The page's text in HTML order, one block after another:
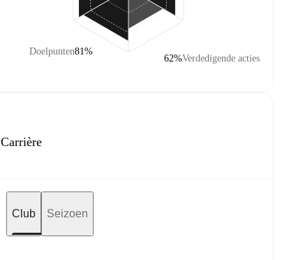
Doelpunten81%
Verdedigende acties
62%
Carrière
Club Seizoen